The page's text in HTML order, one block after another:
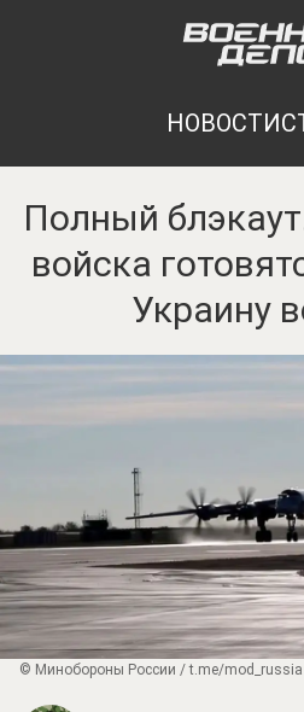
НОВОСТИ
Полный
войска
Украину
© Минобороны России / t.me/mod_russia